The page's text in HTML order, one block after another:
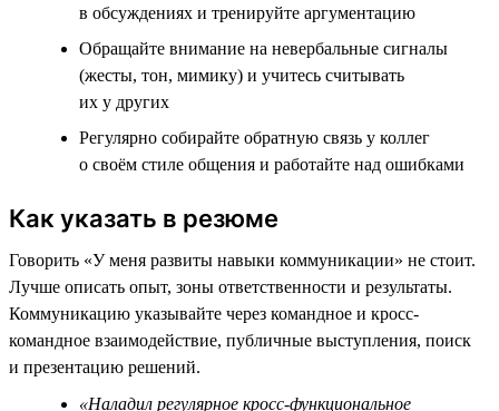
в обсуждениях и тренируйте аргументацию
Обращайте внимание на невербальные сигналы
(жесты, тон, мимику) и учитесь считывать
их у других
Регулярно собирайте обратную связь у коллег
о своём стиле общения и работайте над ошибками
Как указать в резюме
Говорить «У меня развиты навыки коммуникации» не стоит.
Лучше описать опыт, зоны ответственности и результаты.
Коммуникацию указывайте через командное и кросс-
командное взаимодействие, публичные выступления, поиск
и презентацию решений.
«Наладил регулярное кросс-функциональное